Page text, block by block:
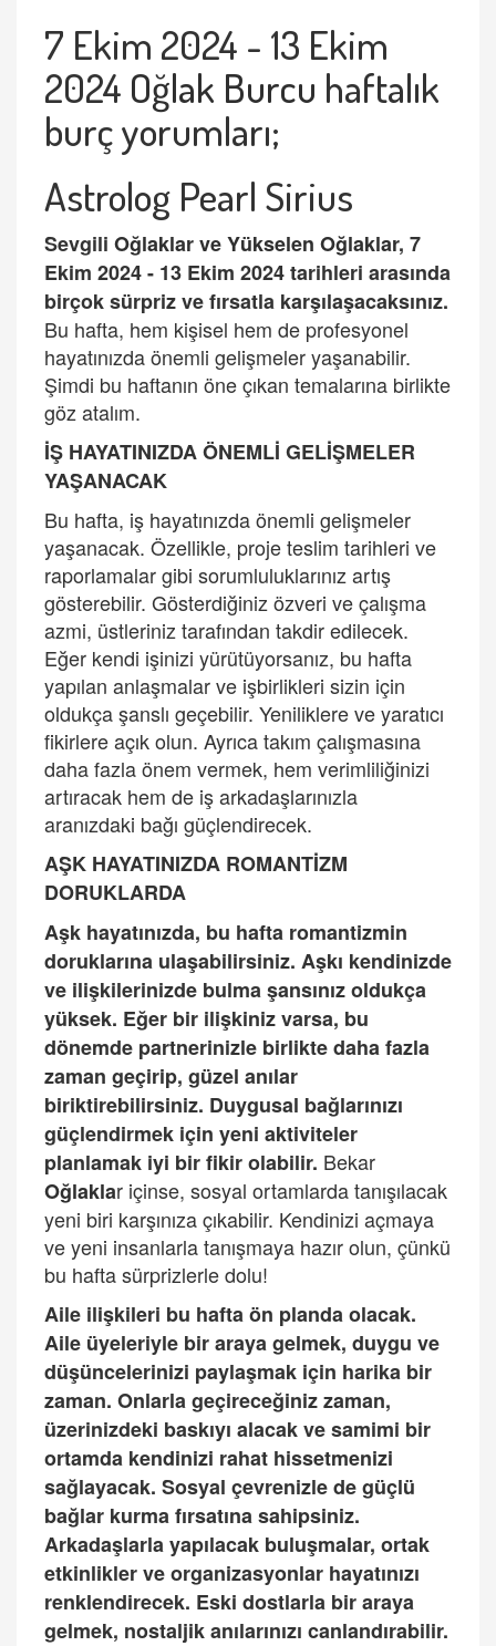
7 Ekim 2024 - 13 Ekim
2024 Oğlak Burcu haftalık
burç yorumları;
Astrolog Pearl Sirius
Sevgili Oğlaklar ve Yükselen Oğlaklar, 7
Ekim 2024 - 13 Ekim 2024 tarihleri arasında
birçok sürpriz ve fırsatla karşılaşacaksınız.
Bu hafta, hem kişisel hem de profesyonel
hayatınızda önemli gelişmeler yaşanabilir.
Şimdi bu haftanın öne çıkan temalarına birlikte
göz atalım.
İŞ HAYATINIZDAÖNEMLİ GELİŞMELER
YAŞANACAK
Bu hafta, iş hayatınızda önemli gelişmeler
yaşanacak. Özellikle, proje teslim tarihleri ve
raporlamalar gibi sorumluluklarınız artış
gösterebilir. Gösterdiğiniz özveri ve çalışma
azmi, üstleriniz tarafından takdir edilecek.
Eğer kendi işinizi yürütüyorsanız, bu hafta
yapılan anlaşmalar ve işbirlikleri sizin için
oldukça şanslı geçebilir. Yeniliklere ve yaratıcı
fikirlere açık olun. Ayrıca takım çalışmasına
daha fazla önem vermek, hem verimliliğinizi
artıracak hem de iş arkadaşlarınızla
aranızdaki bağı güçlendirecek.
AŞK HAYATINIZDA ROMANTİZM
DORUKLARDA
Aşk hayatınızda, bu hafta romantizmin
doruklarına ulaşabilirsiniz. Aşkı kendinizde
ve ilişkilerinizde bulma şansınız oldukça
yüksek. Eğer bir ilişkiniz varsa, bu
dönemde partnerinizle birlikte daha fazla
zaman geçirip, güzel anılar
biriktirebilirsiniz. Duygusal bağlarınızı
güçlendirmek için yeni aktiviteler
planlamak iyi bir fikir olabilir. Bekar
Oğlaklar içinse, sosyal ortamlarda tanışılacak
yeni biri karşınıza çıkabilir. Kendinizi açmaya
ve yeni insanlarla tanışmaya hazır olun, çünkü
bu hafta sürprizlerle dolu!
Aile ilişkileri bu hafta ön planda olacak.
Aile üyeleriyle bir araya gelmek, duygu ve
düşüncelerinizi paylaşmak için harika bir
zaman. Onlarla geçireceğiniz zaman,
üzerinizdeki baskıyı alacak ve samimi bir
ortamda kendinizi rahat hissetmenizi
sağlayacak. Sosyal çevrenizle de güçlü
bağlar kurma fırsatına sahipsiniz.
Arkadaşlarla yapılacak buluşmalar, ortak
etkinlikler ve organizasyonlar hayatınızı
renklendirecek. Eski dostlarla bir araya
gelmek, nostaljik anılarınızı canlandırabilir.